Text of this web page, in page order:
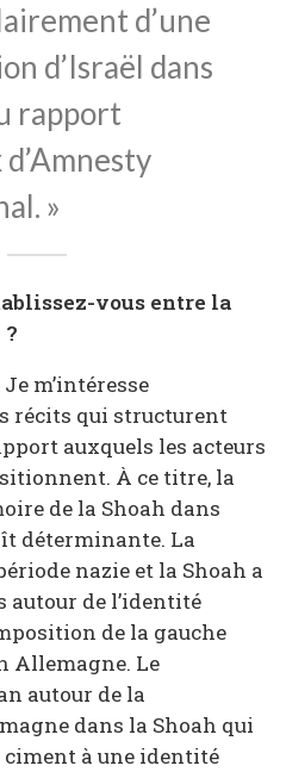
d’une
d’Israël dans
rapport
»
vous entre la
m’intéresse
récits qui structurent
auxquels les acteurs
À ce titre, la
de la Shoah dans
déterminante. La
nazie et la Shoah a
autour de l’identité
de la gauche
Allemagne. Le
autour de la
dans la Shoah qui
ciment à une identité